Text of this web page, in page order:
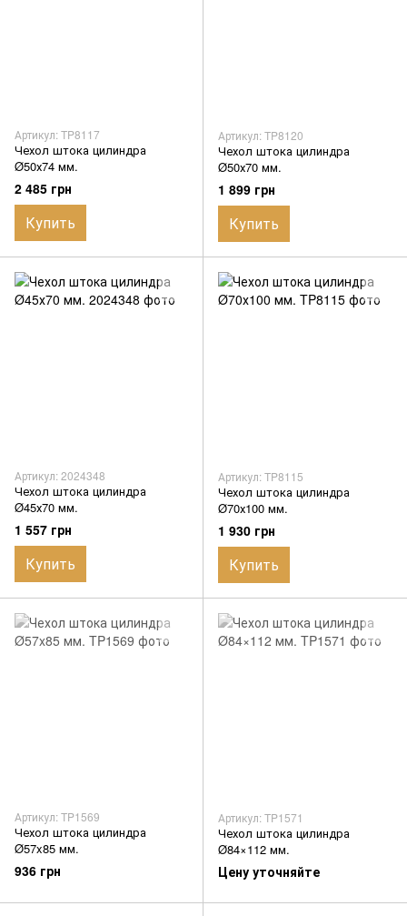
Артикул: TP8117
Чехол штока цилиндра
Ø50х74 мм.
2 485 грн
Купить
Артикул: TP8120
Чехол штока цилиндра
Ø50х70 мм.
1 899 грн
Купить
Артикул: 2024348
Чехол штока цилиндра
Ø45х70 мм.
1 557 грн
Купить
Артикул: TP8115
Чехол штока цилиндра
Ø70х100 мм.
1 930 грн
Купить
Артикул: TP1569
Чехол штока цилиндра
Ø57x85 мм.
936 грн
Артикул: TP1571
Чехол штока цилиндра
Ø84×112 мм.
Цену уточняйте